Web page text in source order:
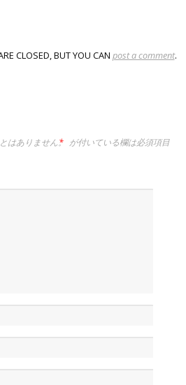
CLOSED, BUT YOU CAN post a comment.
はありません。
* が付いている欄は必須項目